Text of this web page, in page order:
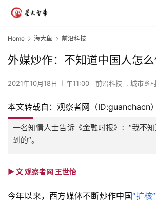
Home 海大鱼 前沿科技
外媒炒作：不知道中国人怎
2021年10月18日 上午11:00 前沿科技 , 城市乡
本文转载自：观察者网（ID:guanchacn）
一名知情人士告诉《金融时报》：“我不
到的”。
► 文 观察者网 王世怡
今年以来，西方媒体不断炒作中国“扩核”